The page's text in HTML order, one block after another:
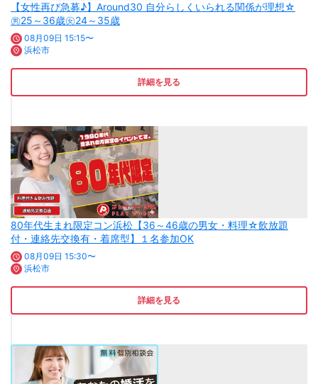
【女性再び急募♪】Around30 自分らしくいられる関係が理想☆
㊚25～36歳㊛24～35歳
08月09日 15:15〜
浜松市
詳細を見る
80年代生まれ限定コン浜松【36～46歳の男女・料理☆飲放題
付・連絡先交換有・着席型】１名参加OK
08月09日 15:30〜
浜松市
詳細を見る